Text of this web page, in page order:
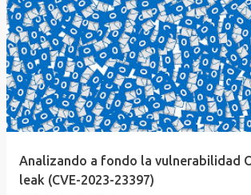
E
n
t
r
a
d
Analizando a fondo la vulnerabilidad
leak (CVE-2023-23397)